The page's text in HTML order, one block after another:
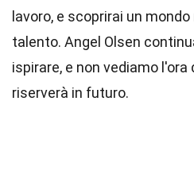
lavoro, e scoprirai un
talento. Angel Olsen
ispirare, e non vediamo l'ora
riserverà in futuro.